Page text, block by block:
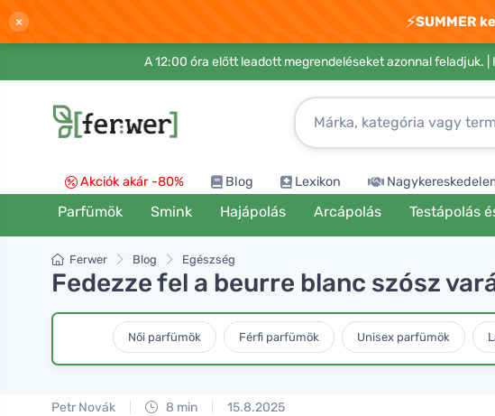
× ⚡SUMMER
A 12:00 óra előtt leadott megrendeléseket azonnal feladjuk. |
Akciók akár -80% Blog Lexikon
Parfümök Smink Hajápolás Arcápolás Testápolás
Ferwer Blog Egészség
Fedezze fel a beurre blanc szósz
Női parfümök Férfi parfümök Unisex parfümök
Petr Novák 8 min 15.8.2025